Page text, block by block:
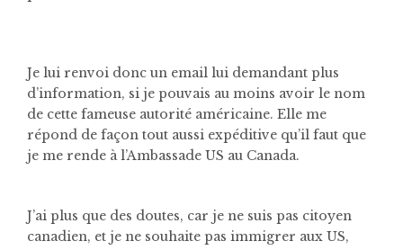
Je lui renvoi donc un email lui demandant plus
d’information, si je pouvais au moins avoir le nom
de cette fameuse autorité américaine. Elle me
répond de façon tout aussi expéditive qu’il faut que
je me rende à l’Ambassade US au Canada.
J’ai plus que des doutes, car je ne suis pas citoyen
canadien, et je ne souhaite pas immigrer aux US,